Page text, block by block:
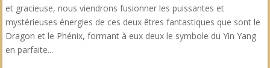
et gracieuse, nous viendrons fusionner les puissantes et
mystérieuses énergies de ces deux êtres fantastiques que sont le
Dragon et le Phénix, formant à eux deux le symbole du Yin Yang
en parfaite...